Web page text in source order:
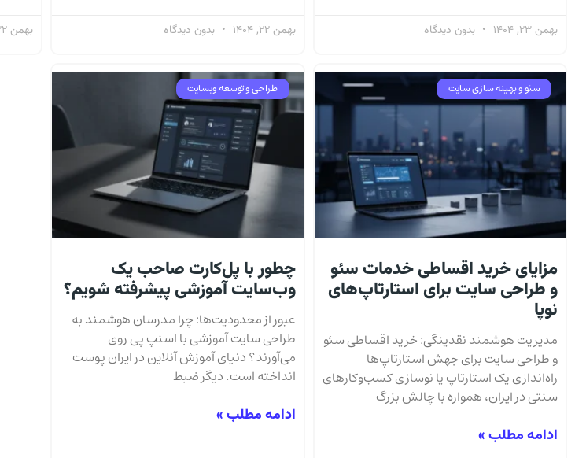
بهمن 23, 1404 بدون دیدگاه بهمن 22, 1404 بدون دیدگاه بهمن 22, 1404
سئو و بهینه سازی سایت
مزایای خرید اقساطی خدمات سئو
و طراحی سایت برای استارتاپ‌های
نوپا
مدیریت هوشمند نقدینگی: خرید اقساطی سئو
و طراحی سایت برای جهش استارتاپ‌ها
راه‌اندازی یک استارتاپ یا نوسازی کسب‌وکارهای
سنتی در ایران، همواره با چالش بزرگ
ادامه مطلب »
طراحی و توسعه وبسایت
چطور با پل‌کارت صاحب یک
وب‌سایت آموزشی پیشرفته شویم؟
عبور از محدودیت‌ها: چرا مدرسان هوشمند به
طراحی سایت آموزشی با اسنپ پی روی
می‌آورند؟ دنیای آموزش آنلاین در ایران پوست
انداخته است. دیگر ضبط
ادامه مطلب »